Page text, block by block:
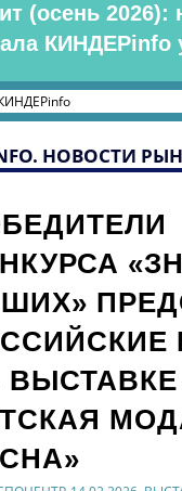
(осень
КИНДЕРinfo
НОВОСТИ
ВЫСТАВКЕ